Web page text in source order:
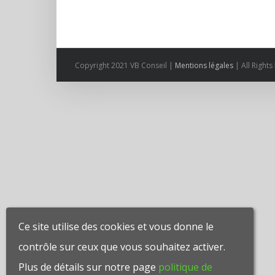
Copyright 2021 VB Conseil | Mentions légales | All Rights
Ce site utilise des cookies et vous donne le
contrôle sur ceux que vous souhaitez activer.
Plus de détails sur notre page politique de